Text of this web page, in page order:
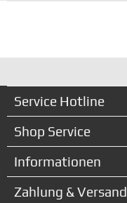
Service Hotline
Shop Service
Informationen
Zahlung & Versand